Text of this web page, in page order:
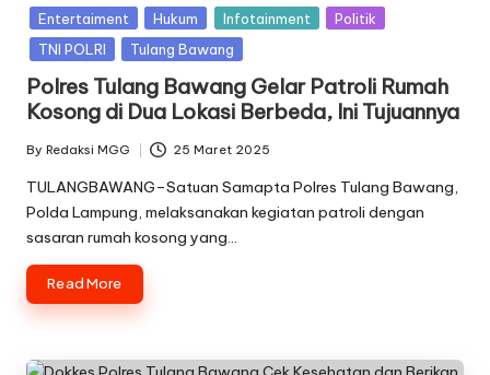
inEntertaiment
Hukum Infotainment
Politik
TNI POLRI
Tulang Bawang
Polres Tulang Bawang Gelar Patroli Rumah
Kosong di Dua Lokasi Berbeda, Ini Tujuannya
Posted
by
By Redaksi MGG 25 Maret 2025
TULANGBAWANG–Satuan Samapta Polres Tulang Bawang,
Polda Lampung, melaksanakan kegiatan patroli dengan
sasaran rumah kosong yang…
Read More